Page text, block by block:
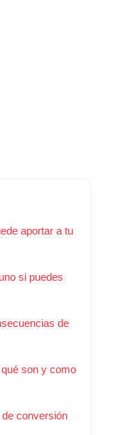
aportar a tu
si puedes
de
son y como
conversión